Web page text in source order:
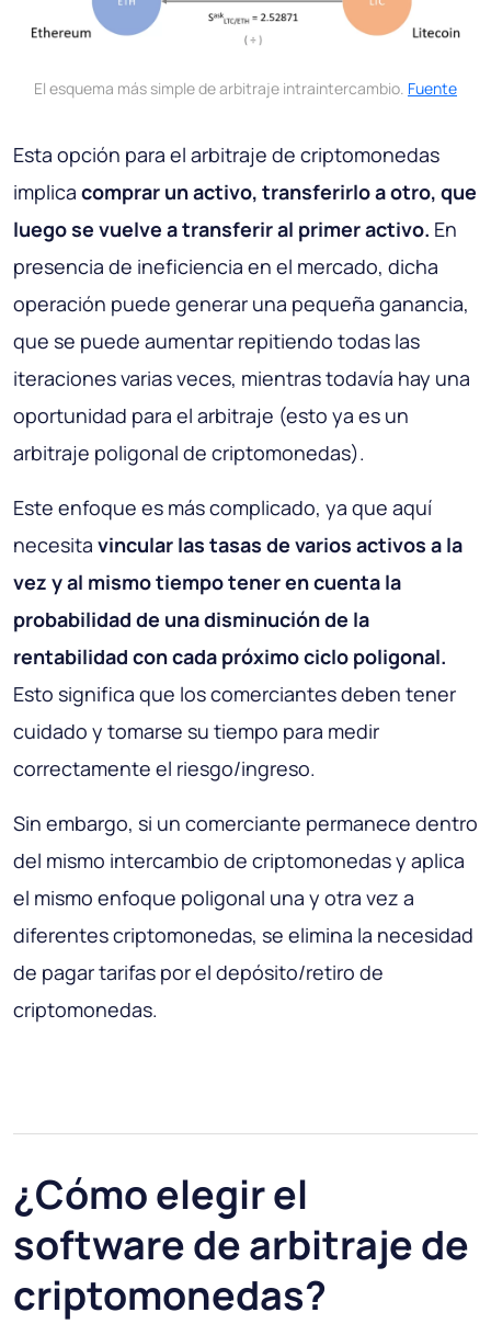
El esquema más simple de arbitraje intraintercambio. Fuente
Esta opción para el arbitraje de criptomonedas
implica comprar un activo, transferirlo a otro, que
luego se vuelve a transferir al primer activo. En
presencia de ineficiencia en el mercado, dicha
operación puede generar una pequeña ganancia,
que se puede aumentar repitiendo todas las
iteraciones varias veces, mientras todavía hay una
oportunidad para el arbitraje (esto ya es un
arbitraje poligonal de criptomonedas).
Este enfoque es más complicado, ya que aquí
necesita vincular las tasas de varios activos a la
vez y al mismo tiempo tener en cuenta la
probabilidad de una disminución de la
rentabilidad con cada próximo ciclo poligonal.
Esto significa que los comerciantes deben tener
cuidado y tomarse su tiempo para medir
correctamente el riesgo/ingreso.
Sin embargo, si un comerciante permanece dentro
del mismo intercambio de criptomonedas y aplica
el mismo enfoque poligonal una y otra vez a
diferentes criptomonedas, se elimina la necesidad
de pagar tarifas por el depósito/retiro de
criptomonedas.
¿Cómo elegir el
software de arbitraje de
criptomonedas?